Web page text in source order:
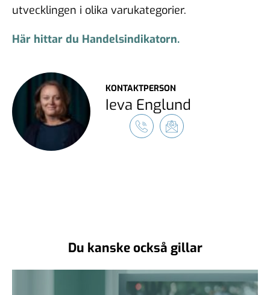
utvecklingen i olika varukategorier.
Här hittar du Handelsindikatorn.
KONTAKTPERSON
Ieva Englund
Du kanske också gillar